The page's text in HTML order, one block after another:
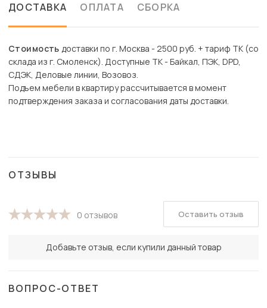
ДОСТАВКА ОПЛАТА СБОРКА
Стоимость доставки по г. Москва - 2500 руб. + тариф ТК (со
склада из г. Смоленск). Доступные ТК - Байкал, ПЭК, DPD,
СДЭК, Деловые линии, Возовоз.
Подъем мебели в квартиру рассчитывается в момент
подтверждения заказа и согласования даты доставки.
ОТЗЫВЫ
0 отзывов
Добавьте отзыв, если купили данный товар
Оставить отзыв
ВОПРОС-ОТВЕТ